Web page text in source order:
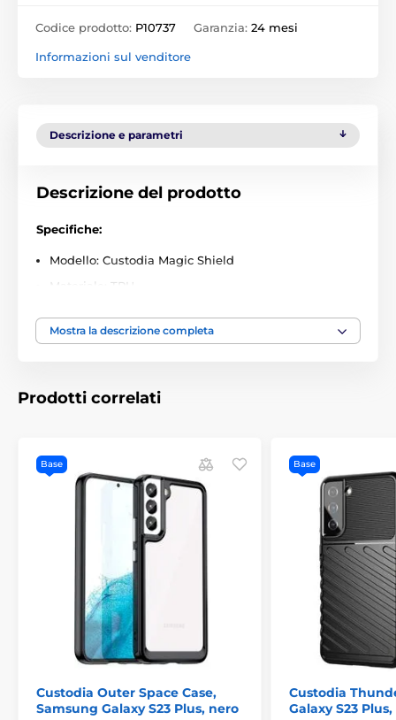
Codice prodotto: P10737 Garanzia: 24 mesi
Informazioni sul venditore
Descrizione e parametri
Descrizione del prodotto
Specifiche:
Modello: Custodia Magic Shield
Materiale: TPU
Principali vantaggi della custodia Magic Shield:
Assorbe perfettamente gli urti.Protegge
Consente la ricarica wireless senza dover
rimuovere la custodia.
Aderisce perfettamente ai bordi del dispositivo e
lo protegge da tutti i lati.In caso di caduta,
l'energia dell'impatto viene distribuita
uniformemente, riducendo significativamente la
probabilità di danni al telefono
Fornisce un alto livello di protezione del telefono
grazie alla maggiore aderenza.
Ha bordi antiscivolo
con superficie simile a quella di un pneumatico. Il
telefono non scivolerà dalle tue mani
Si adatta perfettamente alla forma del telefono.
Ha ritagli per porta di ricarica, cuffie e altoparlanti
ritagli per l'obiettivo e il design rialzato dei bordi
proteggono la fotocamera da polvere, acqua e graffi
Mostra la descrizione completa
Prodotti correlati
Base
Custodia Outer Space Case,
Samsung Galaxy S23 Plus, nero
Base
Custodia
Galaxy S23